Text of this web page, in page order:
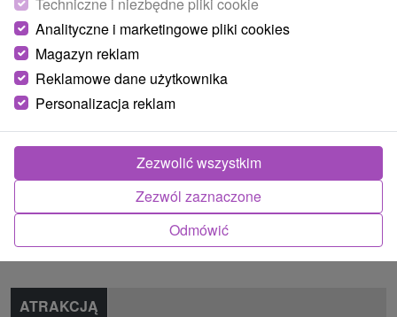
Region turystyczny
Znalazłeś błąd lub chcesz polecić nam nową atrakcję
Zgłoś błąd
ATRAKCJĄ
Analityczne i marketingowe pliki cookies
Magazyn reklam
Reklamowe dane użytkownika
Personalizacja reklam
Odmówić
Zezwól zaznaczone
Zezwolić wszystkim